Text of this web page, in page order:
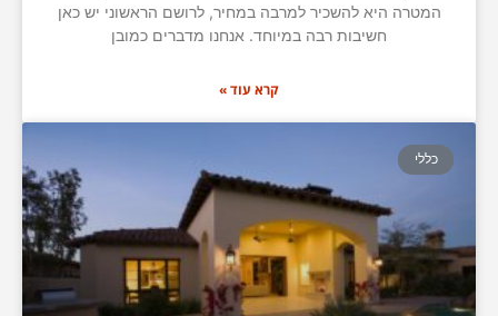
המטרה היא להשכיר למרבה במחיר, לרושם הראשוני יש כאן
חשיבות רבה במיוחד. אנחנו מדברים כמובן
קרא עוד »
כללי